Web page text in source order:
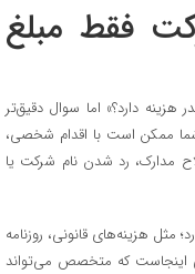
فقط مبلغ
دارد؟» اما سوال دقیق‌تر
ممکن است با اقدام شخصی،
مدارک، رد شدن نام شرکت یا
هزینه‌های قانونی، روزنامه
اینجاست که متخصص می‌تواند